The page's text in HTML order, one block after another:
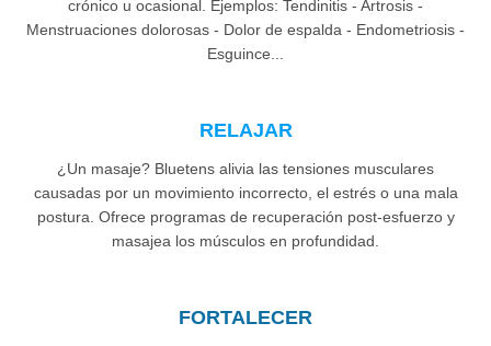
crónico u ocasional. Ejemplos: Tendinitis - Artrosis -
Menstruaciones dolorosas - Dolor de espalda - Endometriosis -
Esguince...
RELAJAR
¿Un masaje? Bluetens alivia las tensiones musculares
causadas por un movimiento incorrecto, el estrés o una mala
postura. Ofrece programas de recuperación post-esfuerzo y
masajea los músculos en profundidad.
FORTALECER